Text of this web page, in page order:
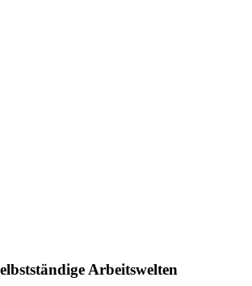
Arbeitswelten